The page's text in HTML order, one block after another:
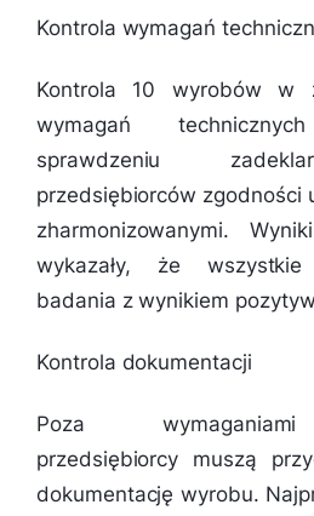
Kontrola wymagań
Kontrola 10 wyrobów w
wymagań
sprawdzeniu
przedsiębiorców zgodności
zharmonizowanymi.
wykazały, że
badania z wynikiem
Kontrola dokumentacji
Poza
przedsiębiorcy muszą
dokumentację wyrobu.